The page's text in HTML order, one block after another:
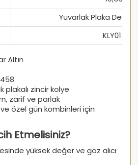
Yuvarlak Plaka
KLY01458
Altın
plakalı zincir kolye
zarif ve parlak
özel gün kombinleri için
Etmelisiniz?
yüksek değer ve göz alıcı